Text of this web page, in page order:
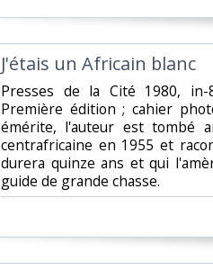
‎J'étais un Africain blanc‎
‎Presses de la Cité 1980,
Première édition ; cahier
émérite, l'auteur est tombé
centrafricaine en 1955 et
durera quinze ans et qui
guide de grande chasse.‎